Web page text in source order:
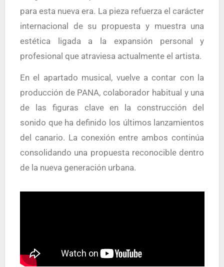
para esta nueva era. La pieza refuerza el carácter
internacional de su propuesta y muestra una
estética ligada a la expansión personal y
profesional que atraviesa actualmente el artista.
En el apartado musical, vuelve a contar con la
producción de PANA, colaborador habitual y una
de las figuras clave en la construcción del
sonido que ha definido los últimos lanzamientos
del canario. La conexión entre ambos continúa
consolidando una propuesta reconocible dentro
de la nueva generación urbana.